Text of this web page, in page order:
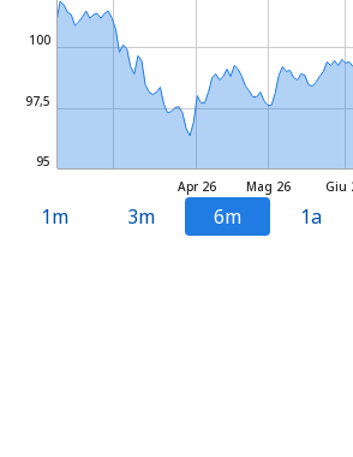
Mag 26
Apr 26 Giu
95
97,5
100
1m 3m 6m 1a